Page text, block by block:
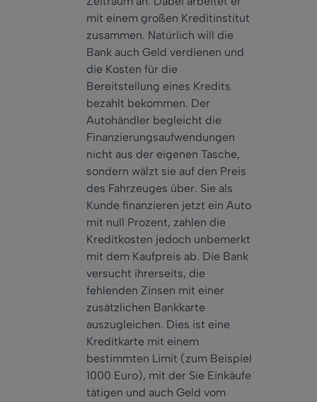
mit einem großen Kreditinstitut
zusammen. Natürlich will die
Bank auch Geld verdienen und
die Kosten für die
Bereitstellung eines Kredits
bezahlt bekommen. Der
Autohändler begleicht die
Finanzierungsaufwendungen
nicht aus der eigenen Tasche,
sondern wälzt sie auf den Preis
des Fahrzeuges über. Sie als
Kunde finanzieren jetzt ein Auto
mit null Prozent, zahlen die
Kreditkosten jedoch unbemerkt
mit dem Kaufpreis ab. Die Bank
versucht ihrerseits, die
fehlenden Zinsen mit einer
zusätzlichen Bankkarte
auszugleichen. Dies ist eine
Kreditkarte mit einem
bestimmten Limit (zum Beispiel
1000 Euro), mit der Sie Einkäufe
tätigen und auch Geld vom